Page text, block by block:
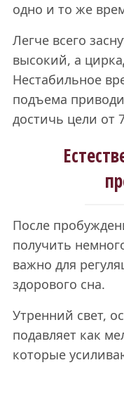
одно и то же
Легче всего
высокий, а
Нестабильное
подъема
достичь цели от
После
получить
важно для
здорового сна.
Утренний свет,
подавляет как
которые